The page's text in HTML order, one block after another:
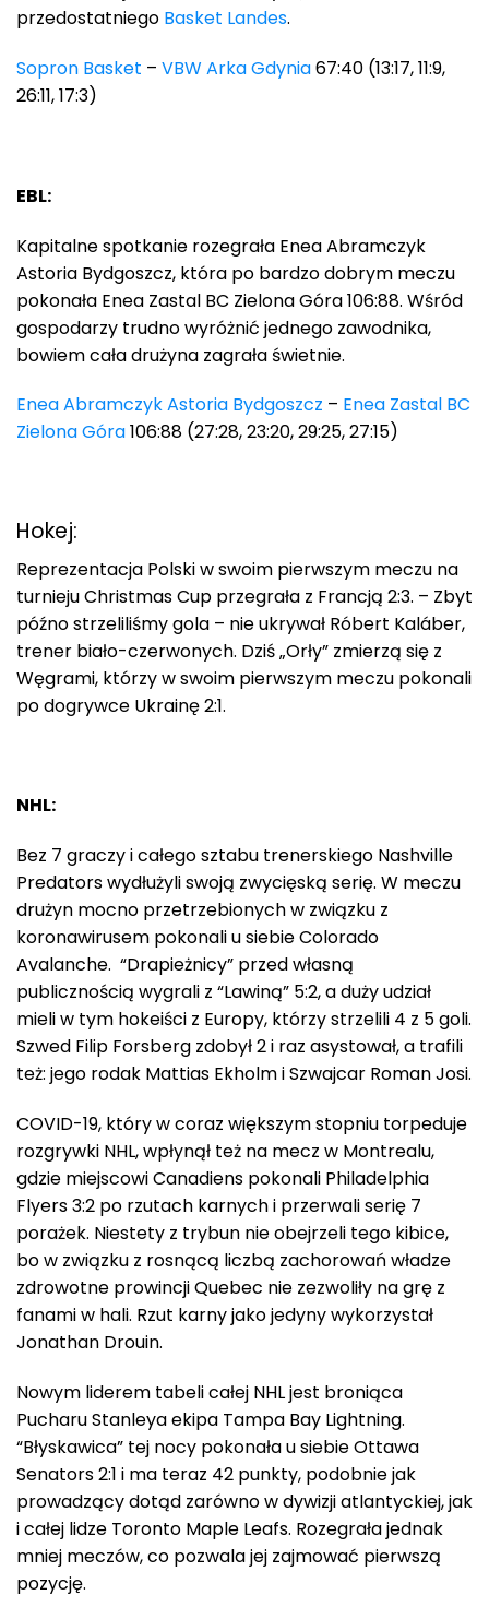
przedostatniego Basket Landes.
Sopron Basket – VBW Arka Gdynia67:40 (13:17, 11:9,
26:11, 17:3)
EBL:
Kapitalne spotkanie rozegrała Enea Abramczyk
Astoria Bydgoszcz, która po bardzo dobrym meczu
pokonała Enea Zastal BC Zielona Góra 106:88. Wśród
gospodarzy trudno wyróżnić jednego zawodnika,
bowiem cała drużyna zagrała świetnie.
Enea Abramczyk Astoria Bydgoszcz – Enea Zastal BC
Zielona Góra106:88 (27:28, 23:20, 29:25, 27:15)
Hokej:
Reprezentacja Polski w swoim pierwszym meczu na
turnieju Christmas Cup przegrała z Francją 2:3. – Zbyt
późno strzeliliśmy gola – nie ukrywał Róbert Kaláber,
trener biało-czerwonych. Dziś „Orły” zmierzą się z
Węgrami, którzy w swoim pierwszym meczu pokonali
po dogrywce Ukrainę 2:1.
NHL:
Bez 7 graczy i całego sztabu trenerskiego Nashville
Predators wydłużyli swoją zwycięską serię. W meczu
drużyn mocno przetrzebionych w związku z
koronawirusem pokonali u siebie Colorado
Avalanche. “Drapieżnicy” przed własną
publicznością wygrali z “Lawiną” 5:2, a duży udział
mieli w tym hokeiści z Europy, którzy strzelili 4 z 5 goli.
Szwed Filip Forsberg zdobył 2 i raz asystował, a trafili
też: jego rodak Mattias Ekholm i Szwajcar Roman Josi.
COVID-19, który w coraz większym stopniu torpeduje
rozgrywki NHL, wpłynął też na mecz w Montrealu,
gdzie miejscowi Canadiens pokonali Philadelphia
Flyers 3:2 po rzutach karnych i przerwali serię 7
porażek. Niestety z trybun nie obejrzeli tego kibice,
bo w związku z rosnącą liczbą zachorowań władze
zdrowotne prowincji Quebec nie zezwoliły na grę z
fanami w hali. Rzut karny jako jedyny wykorzystał
Jonathan Drouin.
Nowym liderem tabeli całej NHL jest broniąca
Pucharu Stanleya ekipa Tampa Bay Lightning.
“Błyskawica” tej nocy pokonała u siebie Ottawa
Senators 2:1 i ma teraz 42 punkty, podobnie jak
prowadzący dotąd zarówno w dywizji atlantyckiej, jak
i całej lidze Toronto Maple Leafs. Rozegrała jednak
mniej meczów, co pozwala jej zajmować pierwszą
pozycję.